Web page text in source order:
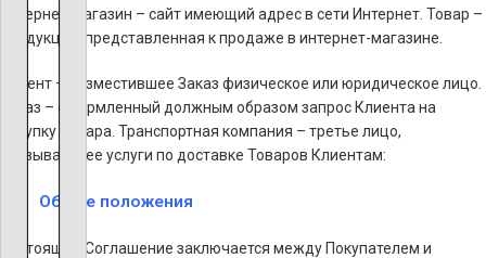
Интернет-магазин – сайт имеющий адрес в сети Интернет. Товар –
продукция, представленная к продаже в интернет-магазине.
Клиент – разместившее Заказ физическое или юридическое лицо.
Заказ – оформленный должным образом запрос Клиента на
покупку Товара. Транспортная компания – третье лицо,
оказывающее услуги по доставке Товаров Клиентам:
Общие положения
Настоящее Соглашение заключается между Покупателем и